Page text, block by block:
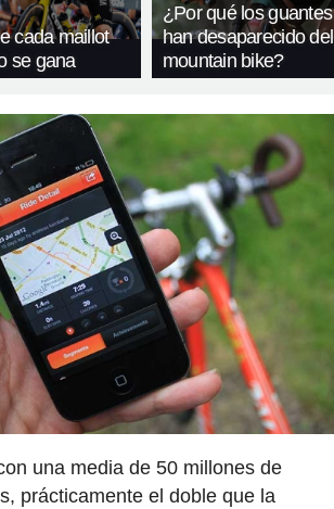
cada maillot
se gana
¿Por qué los
han desaparecido del
mountain bike?
una media de 50 millones de
prácticamente el doble que la